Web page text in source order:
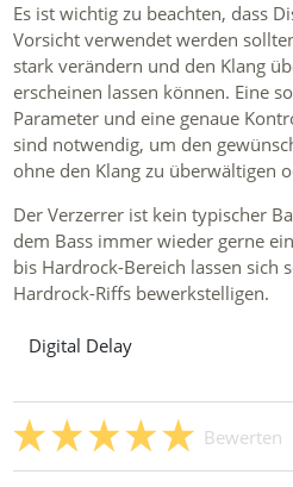
Es ist wichtig zu beachten, dass
Vorsicht verwendet werden
stark verändern und den Klang
erscheinen lassen können. Eine
Parameter und eine genaue
sind notwendig, um den
ohne den Klang zu überwältigen
Der Verzerrer ist kein typischer
dem Bass immer wieder gerne
bis Hardrock-Bereich lassen sich
Hardrock-Riffs bewerkstelligen.
Digital Delay
Bewerten